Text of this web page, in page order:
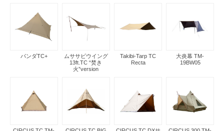
パンダTC+
ムササビウイング
13ft.TC “焚き
火”version
Takibi-Tarp TC
Recta
大炎幕 TM-
19BW05